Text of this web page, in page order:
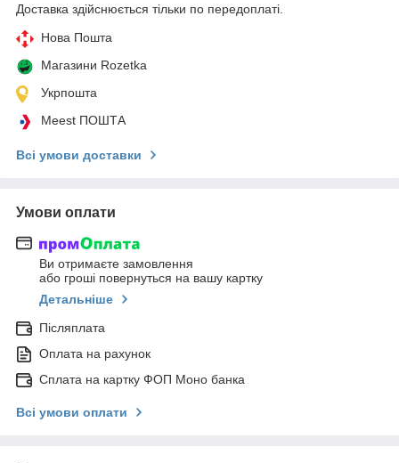
Доставка здійснюється тільки по передоплаті.
Нова Пошта
Магазини Rozetka
Укрпошта
Meest ПОШТА
Всі умови доставки
Умови оплати
Ви отримаєте замовлення
або гроші повернуться на вашу картку
Детальніше
Післяплата
Оплата на рахунок
Сплата на картку ФОП Моно банка
Всі умови оплати